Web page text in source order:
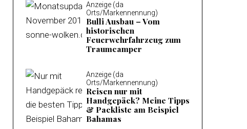
Anzeige (da
Orts/Markennennung)
Bulli Ausbau – Vom
historischen
Feuerwehrfahrzeug zum
Traumcamper
Anzeige (da
Orts/Markennennung)
Reisen nur mit
Handgepäck? Meine Tipps
& Packliste am Beispiel
Bahamas